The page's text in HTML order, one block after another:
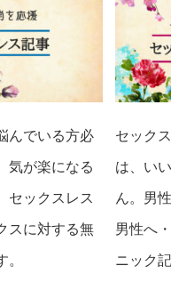
んでいる方必
気が楽になる
セックスレス
スに対する無
セック
は、い
ん。男
男性へ
ニック